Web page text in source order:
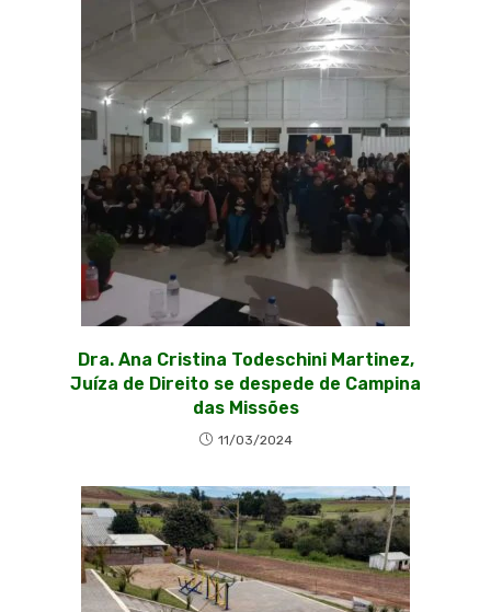
Dra. Ana Cristina Todeschini Martinez,
Juíza de Direito se despede de Campina
das Missões
11/03/2024